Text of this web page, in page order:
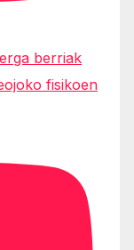
berriak
fisikoen